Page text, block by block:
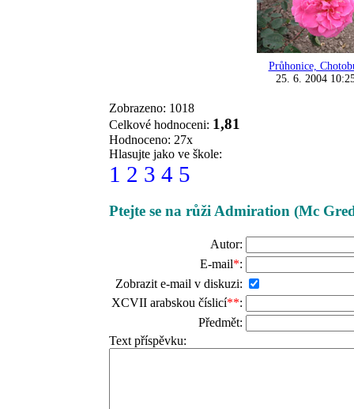
Průhonice,
25. 6. 2004
Zobrazeno: 1018
Celkové hodnoceni: 1,81
Hodnoceno: 27x
Hlasujte jako ve škole:
1 2 3 4 5
Ptejte se na růži Admiration (Mc
Autor:
E-mail*:
Zobrazit e-mail v diskuzi:
XCVII arabskou číslicí**:
Předmět:
Text příspěvku: